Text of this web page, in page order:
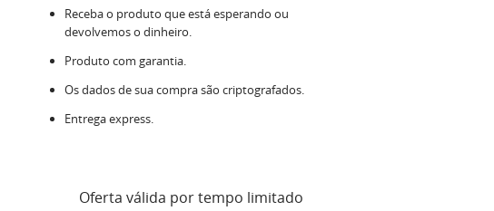
Receba o produto que está esperando ou
devolvemos o dinheiro.
Produto com garantia.
Os dados de sua compra são criptografados.
Entrega express.
Oferta válida por tempo limitado